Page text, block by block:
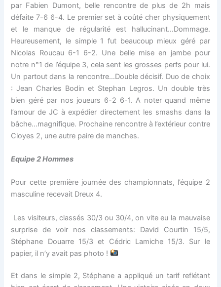
par Fabien Dumont, belle rencontre de plus de 2h mais
défaite 7-6 6-4. Le premier set à coûté cher physiquement
et le manque de régularité est hallucinant…Dommage.
Heureusement, le simple 1 fut beaucoup mieux géré par
Nicolas Roucau 6-1 6-2. Une belle mise en jambe pour
notre n°1 de l’équipe 3, cela sent les grosses perfs pour lui.
Un partout dans la rencontre…Double décisif. Duo de choix
: Jean Charles Bodin et Stephan Legros. Un double très
bien géré par nos joueurs 6-2 6-1. A noter quand même
l’amour de JC à expédier directement les smashs dans la
bâche…magnifique. Prochaine rencontre à l’extérieur contre
Cloyes 2, une autre paire de manches.
Equipe 2 Hommes
Pour cette première journée des championnats, l’équipe 2
masculine recevait Dreux 4.
Les visiteurs, classés 30/3 ou 30/4, on vite eu la mauvaise
surprise de voir nos classements: David Courtin 15/5,
Stéphane Douarre 15/3 et Cédric Lamiche 15/3. Sur le
papier, il n’y avait pas photo !
Et dans le simple 2, Stéphane a appliqué un tarif reflétant